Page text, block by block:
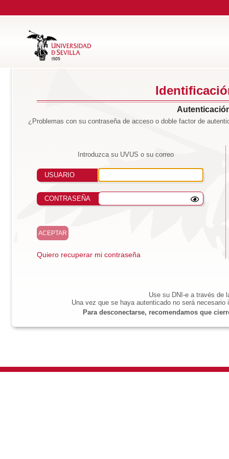
¿Problemas con su contraseña de acceso o doble factor de
Introduzca su UVUS o su correo
USUARIO
CONTRASEÑA
Quiero recuperar mi contraseña
Use su DNI-e a través de
Una vez que se haya autenticado no será
Para desconectarse, recomendamos que